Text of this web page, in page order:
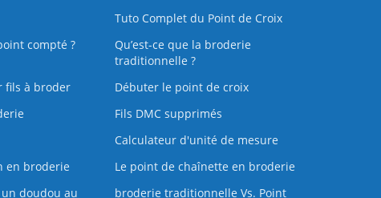
Tuto Complet du Point de Croix
compté ?
Qu’est-ce que la broderie
traditionnelle ?
fils à broder
Débuter le point de croix
Fils DMC supprimés
Calculateur d'unité de mesure
en broderie
Le point de chaînette en broderie
doudou au broderie traditionnelle Vs. Point